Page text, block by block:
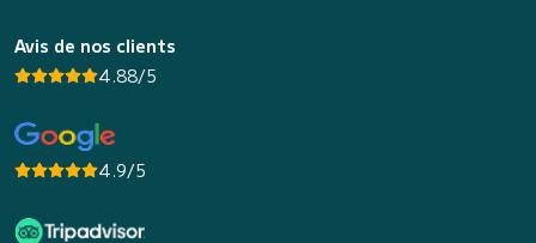
Avis de nos clients
4.88/5
4.9/5